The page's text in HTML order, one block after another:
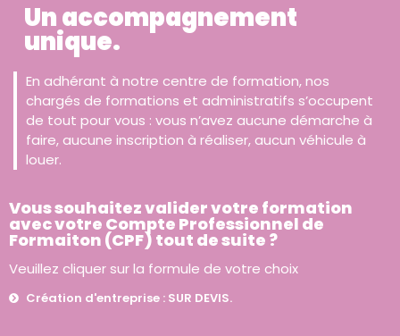
Un accompagnement
unique.
En adhérant à notre centre de formation, nos
chargés de formations et administratifs s’occupent
de tout pour vous : vous n’avez aucune démarche à
faire, aucune inscription à réaliser, aucun véhicule à
louer.
Vous souhaitez valider votre formation
avec votre Compte Professionnel de
Formaiton (CPF) tout de suite ?
Veuillez cliquer sur la formule de votre choix
Création d'entreprise : SUR DEVIS.